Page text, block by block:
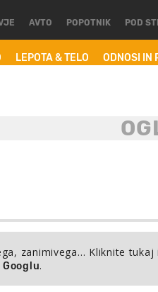
LEPOTA & TELO ODNOSI IN
AVTO POPOTNIK POD
zanimivega… Kliknite tukaj
.